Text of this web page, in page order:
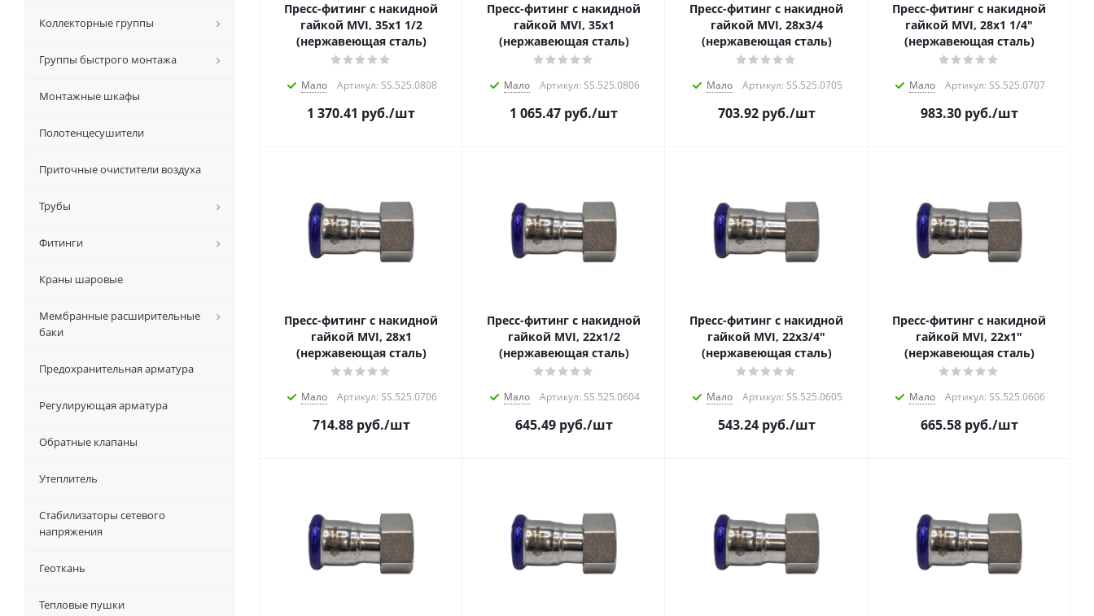
Пресс-фитинг с накидной
гайкой MVI, 35х1 1/2
(нержавеющая сталь)
Мало Артикул: SS.525.0808
1 370.41 руб./шт
Пресс-фитинг с накидной
гайкой MVI, 35х1
(нержавеющая сталь)
Мало Артикул: SS.525.0806
1 065.47 руб./шт
Пресс-фитинг с накидной
гайкой MVI, 28х3/4
(нержавеющая сталь)
Мало Артикул: SS.525.0705
703.92руб./шт
Пресс-фитинг с накидной
гайкой MVI, 28х1 1/4"
(нержавеющая сталь)
Мало Артикул: SS.525.0707
983.30руб./шт
Пресс-фитинг с накидной
гайкой MVI, 28х1
(нержавеющая сталь)
Мало Артикул: SS.525.0706
714.88руб./шт
Пресс-фитинг с накидной
гайкой MVI, 22х1/2
(нержавеющая сталь)
Мало Артикул: SS.525.0604
645.49руб./шт
Пресс-фитинг с накидной
гайкой MVI, 22x3/4"
(нержавеющая сталь)
Мало Артикул: SS.525.0605
543.24руб./шт
Пресс-фитинг с накидной
гайкой MVI, 22x1"
(нержавеющая сталь)
Мало Артикул: SS.525.0606
665.58руб./шт
Коллекторные группы
Группы быстрого монтажа
Монтажные шкафы
Полотенцесушители
Приточные очистители воздуха
Трубы
Фитинги
Краны шаровые
Мембранные расширительные
баки
Предохранительная арматура
Регулирующая арматура
Обратные клапаны
Утеплитель
Стабилизаторы сетевого
напряжения
Геоткань
Тепловые пушки